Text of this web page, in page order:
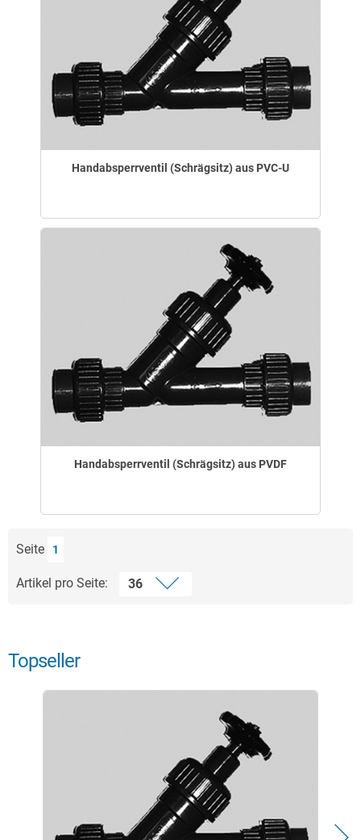
Handabsperrventil (Schrägsitz) aus PVC-U
Handabsperrventil (Schrägsitz) aus PVDF
Seite 1
Artikel pro Seite:
Topseller